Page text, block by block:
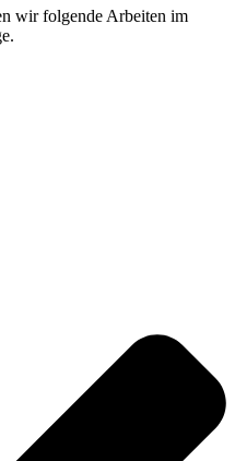
wir folgende Arbeiten im